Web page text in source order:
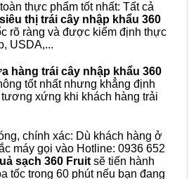
thực phẩm tốt nhất: Tất cả
thị trái cây nhập khẩu 360
rõ ràng và được kiểm định thực
USDA,...
hàng trái cây nhập khẩu 360
tốt nhất nhưng khẳng định
xứng khi khách hàng trải
chính xác: Dù khách hàng ở
máy gọi vào Hotline: 0936 652
sạch 360 Fruit sẽ tiến hành
tốc trong 60 phút nếu bạn đang